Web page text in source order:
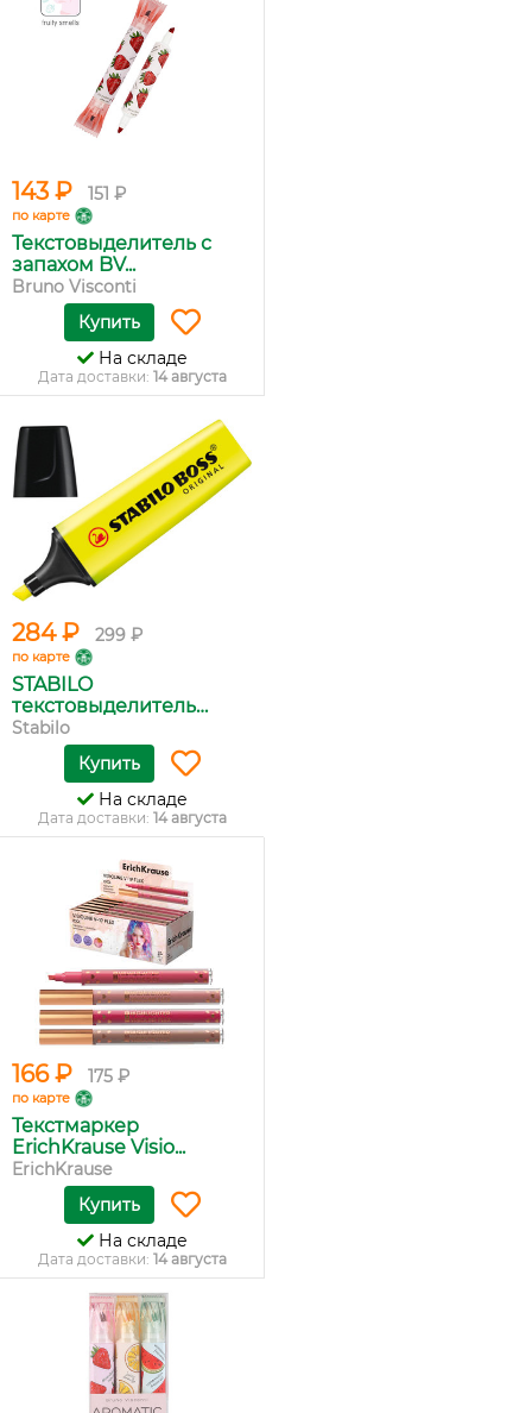
143 ₽ 151 ₽
по карте
Текстовыделитель с
запахом BV...
Bruno Visconti
Купить
На складе
Дата доставки: 14 августа
284 ₽ 299 ₽
по карте
STABILO
текстовыделитель
BOSS...
Stabilo
Купить
На складе
Дата доставки: 14 августа
166 ₽ 175 ₽
по карте
Текстмаркер
ErichKrause Visio...
ErichKrause
Купить
На складе
Дата доставки: 14 августа